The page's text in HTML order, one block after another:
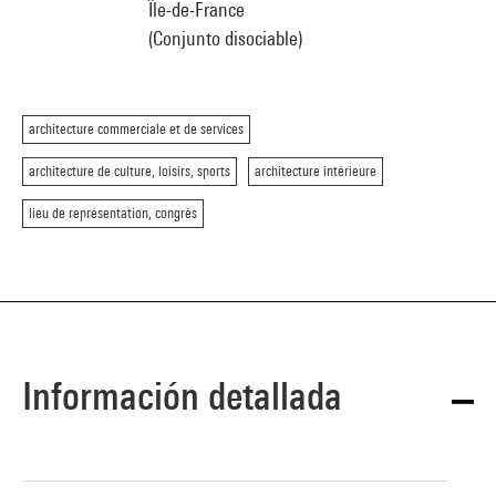
Île-de-France
(Conjunto disociable)
architecture commerciale et de services
architecture de culture, loisirs, sports architecture intérieure
lieu de représentation, congrès
Información detallada